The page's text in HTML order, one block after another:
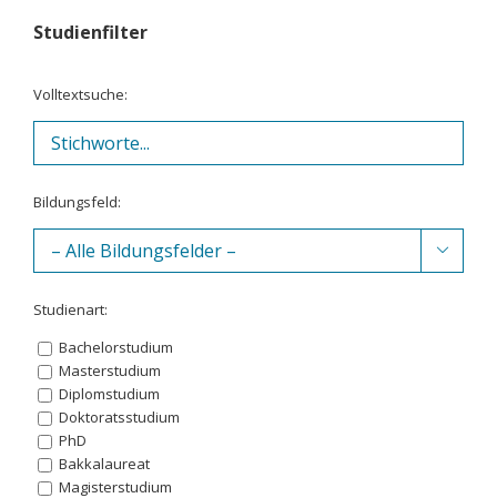
Studienfilter
Volltextsuche:
Bildungsfeld:

Studienart:
Bachelorstudium
Masterstudium
Diplomstudium
Doktoratsstudium
PhD
Bakkalaureat
Magisterstudium